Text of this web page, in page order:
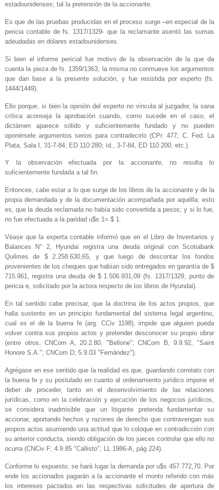
estadounidenses; tal la pretensión de la accionante.
Es que de las pruebas producidas en el proceso surge –en especial de la
pericia contable de fs. 1317/1329- que la reclamante asentó las sumas
adeudadas en dólares estadounidenses.
Si bien el informe pericial fue motivo de la observación de la que da
cuenta la pieza de fs. 1359/1363, la misma no conmueve los argumentos
que dan base a la presente solución, y fue resistida por experto (fs.
1444/1449).
Ello porque, si bien la opinión del experto no vincula al juzgador, la sana
crítica aconseja la aprobación cuando, como sucede en el caso, el
dictámen aparece sólido y suficientemente fundado y no pueden
oponérsele argumentos serios para contradecirlo (CPr. 477; C. Fed. La
Plata, Sala I, 31-7-84, ED 110:280; íd., 3-7-84, ED 110:200, etc.).
Y la observación efectuada por la accionante, no resulta lo
suficientemente fundada a tal fin.
Entonces, cabe estar a lo que surge de los libros de la accionante y de la
propia demandada y de la documentación acompañada por aquélla; esto
es, que la deuda reclamada no había sido convertida a pesos; y si lo fue,
no fue efectuada a la paridad u$s 1= $ 1.
Véase que la experta contable informó que en el Libro de Inventarios y
Balances N° 2, Hyundai registra una deuda original con Scotiabank
Quilmes de $ 2.258.630,65, y que luego de descontar los fondos
provenientes de los cheques que habían sido entregados en garantía de $
715.961, registra una deuda de $ 1.506.931,09 (fs. 1317/1329, punto de
pericia e, solicitado por la actora respecto de los libros de Hyundai).
En tal sentido cabe precisar, que la doctrina de los actos propios, que
halla sustento en un principio fundamental del sistema legal argentino,
cual es el de la buena fe (arg. CCiv 1198), impide que alguien pueda
volver contra sus propios actos y pretender desconocer su propio obrar
(entre otros, CNCom A, 20.2.80, "Bellone"; CNCom B, 9.9.92, "Saint
Honore S.A."; CNCom D; 5.9.03 "Fernández").
Agrégase en ese sentido que la realidad es que, guardando correlato con
la buena fe y su postulado en cuanto al ordenamiento jurídico impone el
deber de proceder, tanto en el desenvolvimiento de las relaciones
jurídicas, como en la celebración y ejecución de los negocios jurídicos,
se considera inadmisible que un litigante pretenda fundamentar su
accionar, aportando hechos y razones de derecho que contravengan sus
propios actos asumiendo una actitud que lo coloque en contradicción con
su anterior conducta, siendo obligación de los jueces controlar que ello no
ocurra (CNCiv F; 4.9.85 "Callisto"; LL 1986-A, pág 224).
Conforme lo expuesto, se hará lugar la demanda por u$s 457.772,70. Por
ende los accionados pagarán a la accionante el monto referido con más
los intereses pactados en las respectivas solicitudes de apertura de